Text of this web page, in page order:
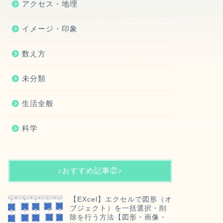
アクセス・地理
イメージ・印象
数え方
未分類
生活全般
科学
♪おすすめ記事②♪
【EXcel】エクセルで図形（オ
ブジェクト）を一括選択・削
除を行う方法【図形・画像・